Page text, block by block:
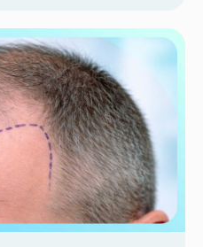
clinique.
pour une greffe de
les plus
souffrant de
androgénétique). En